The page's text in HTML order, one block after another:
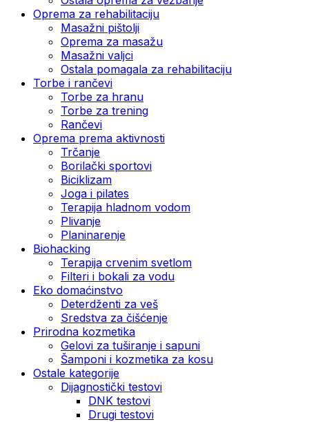
Oprema za rehabilitaciju
Masažni pištolji
Oprema za masažu
Masažni valjci
Ostala pomagala za rehabilitaciju
Torbe i rančevi
Torbe za hranu
Torbe za trening
Rančevi
Oprema prema aktivnosti
Trčanje
Borilački sportovi
Biciklizam
Joga i pilates
Terapija hladnom vodom
Plivanje
Planinarenje
Biohacking
Terapija crvenim svetlom
Filteri i bokali za vodu
Eko domaćinstvo
Deterdženti za veš
Sredstva za čišćenje
Prirodna kozmetika
Gelovi za tuširanje i sapuni
Šamponi i kozmetika za kosu
Ostale kategorije
Dijagnostički testovi
DNK testovi
Drugi testovi